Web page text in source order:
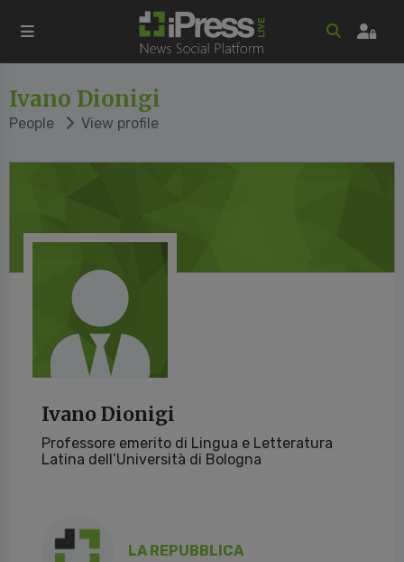
Ivano Dionigi
People View profile
Ivano Dionigi
Professore emerito di Lingua e Letteratura
Latina dell’Università di Bologna
LA REPUBBLICA